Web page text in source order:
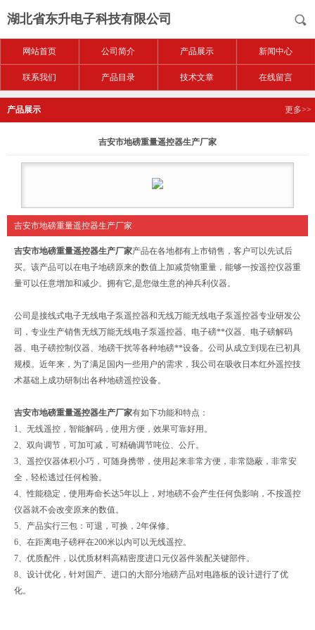
湖北省东升电子科技有限公司
网站首页 公司简介 产品展示 新闻中心
联系我们 产品目录 技术文章 在线留言
产品展示 更多>>
吉安市地磅重量遥控器生产厂家
吉安市地磅重量遥控器生产厂家
吉安市地磅重量遥控器生产厂家产品在各地都有上市销售，客户可以先试后
买。该产品可以在电子地磅原来的数值上加减货物重量，能够一按遥控仪器重
量可以任意增加和减少。拥有它,是您做生意的神兵利仪器。
公司是接线式电子无线电子泵遥控器和无线万能无线电子泵遥控器专业研发公
司，专业生产销售无线万能无线电子泵遥控器、电子磅**仪器、电子磅解码
器、电子磅控制仪器、地磅干扰等各种地磅**设备。公司从成立到现在已初具
规模。近年来，为了满足国内一些用户的需求，我公司在吸收日本红外遥控技
术基础上成功研制出各种地磅遥控设备。
吉安市地磅重量遥控器生产厂家有如下功能和特点：
1、无线遥控，智能解码，使用方便，效果可靠好用。
2、双向调节，可加可减，可精确调节吨位、公斤。
3、遥控仪器体积小巧，可随身携带，使用起来非常方便，非常隐蔽，非常安
全，轻松逃过任何检验。
4、性能稳定，使用寿命长达5年以上，对地磅不会产生任何负影响，不按遥控
仪器就不会改变原来的数值。
5、产品实行三包：可退，可换，2年保修。
6、在距离电子磅秤在200米以内可以无线遥控。
7、优质配件，以优质材料高精密度进口元仪器件装配关键部件。
8、设计优化，针对国产、进口的大部分地磅产品对电路板的设计进行了优
化。